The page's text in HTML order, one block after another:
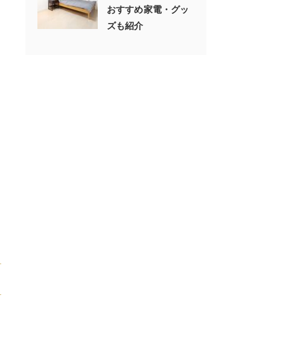
おすすめ家電・グッ
ズも紹介